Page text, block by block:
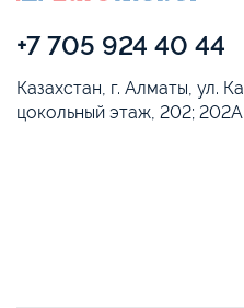
+7 705 924 40 44
Казахстан, г. Алматы, ул.
цокольный этаж, 202; 202А.